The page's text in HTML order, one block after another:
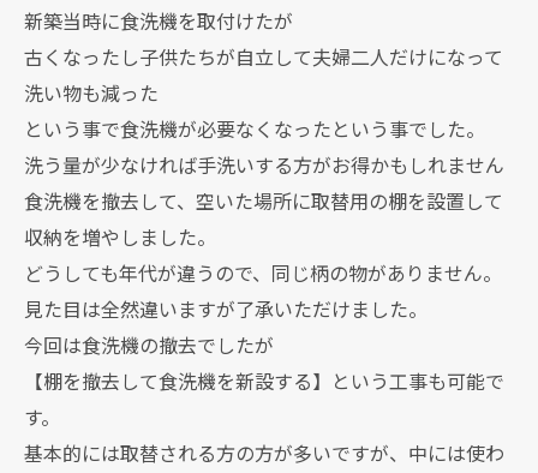
新築当時に食洗機を取付けたが
古くなったし子供たちが自立して夫婦二人だけになって
洗い物も減った
という事で食洗機が必要なくなったという事でした。
洗う量が少なければ手洗いする方がお得かもしれません
食洗機を撤去して、空いた場所に取替用の棚を設置して
収納を増やしました。
どうしても年代が違うので、同じ柄の物がありません。
見た目は全然違いますが了承いただけました。
今回は食洗機の撤去でしたが
【棚を撤去して食洗機を新設する】という工事も可能で
す。
基本的には取替される方の方が多いですが、中には使わ